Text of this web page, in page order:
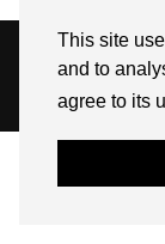
This site
and to
agree to its
© 2026